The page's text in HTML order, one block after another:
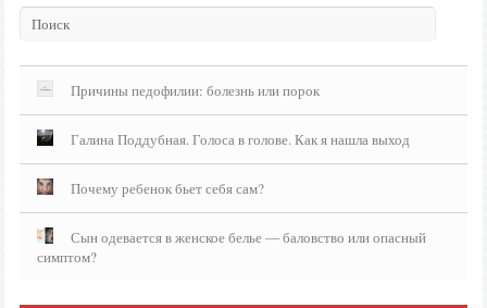
Причины педофилии: болезнь или порок
Галина Поддубная. Голоса в голове. Как я нашла выход
Почему ребенок бьет себя сам?
Сын одевается в женское белье — баловство или опасный
симптом?